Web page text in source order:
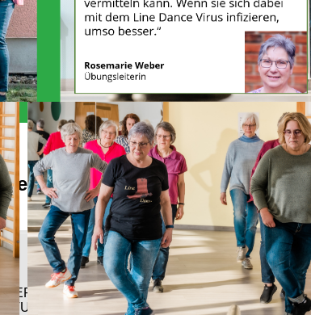
Wichtige auf einen Blick
Kompaktinfo